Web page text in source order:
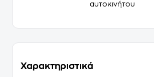
αυτοκινήτου
Χαρακτηριστικά